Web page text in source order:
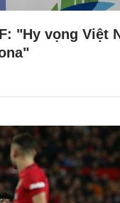
"Hy vọng Việt